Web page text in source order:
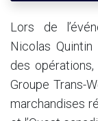
Lors de
Nicolas
des
Groupe Trans-
marchandises